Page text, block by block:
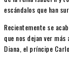
escándalos que han
Recientemente se
que nos dejan ver
Diana, el príncipe